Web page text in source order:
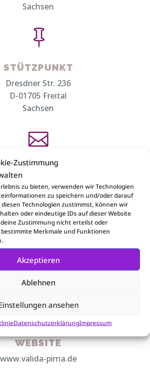
Zustimmung
zu bieten, verwenden wir Technologien
zu speichern und/oder darauf
Technologien zustimmst, können wir
oder eindeutige IDs auf dieser Website
Zustimmung nicht erteilst oder
Merkmale und Funktionen
Akzeptieren
Ablehnen
ansehen
DatenschutzerklärungImpressum
Sachsen

STÜTZPUNKT
Dresdner Str. 236
D-01705 Freital
Sachsen

E-MAIL
pirna.de

TELEFON
(0) 3501 77 061-0
+49 (0) 351 89733870

WEBSITE
www.valida-pirna.de